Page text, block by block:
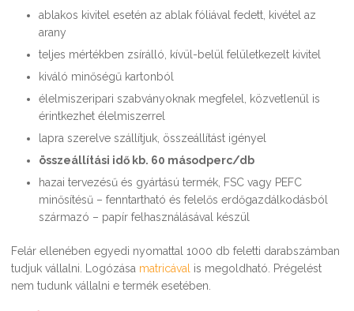
ablakos kivitel esetén az ablak fóliával fedett, kivétel az
arany
teljes mértékben zsírálló, kívül-belül felületkezelt kivitel
kiváló minőségű kartonból
élelmiszeripari szabványoknak megfelel, közvetlenül is
érintkezhet élelmiszerrel
lapra szerelve szállítjuk, összeállítást igényel
összeállítási idő kb. 60 másodperc/db
hazai tervezésű és gyártású termék, FSC vagy PEFC
minősítésű – fenntartható és felelős erdőgazdálkodásból
származó – papír felhasználásával készül
Felár ellenében egyedi nyomattal 1000 db feletti darabszámban
tudjuk vállalni. Logózása matricával
is megoldható. Prégelést
nem tudunk vállalni e termék esetében.